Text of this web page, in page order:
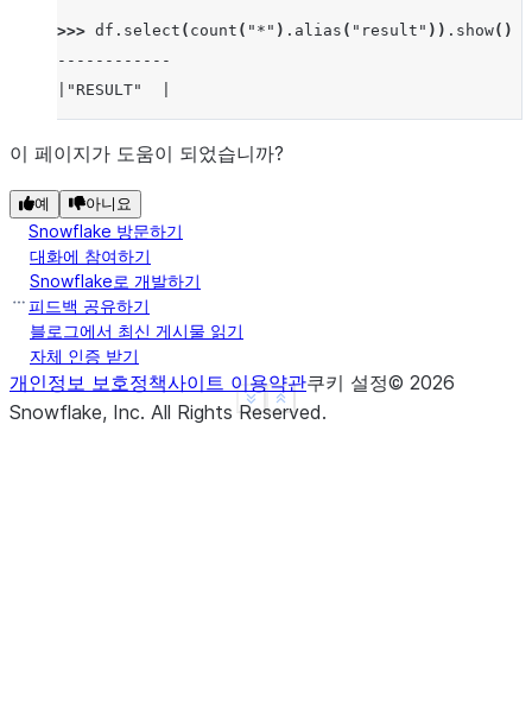
>>> df . select ( count ( "*" ) . alias ( "result" )) . show()
------------
|"RESULT"  |
------------
|5         |
Show less
See more
이 페이지가 도움이 되었습니까?
예 아니요
Snowflake 방문하기
대화에 참여하기
Snowflake로 개발하기
피드백 공유하기
블로그에서 최신 게시물 읽기
자체 인증 받기
개인정보 보호정책사이트 이용약관쿠키 설정© 2026
Snowflake, Inc. All Rights Reserved.